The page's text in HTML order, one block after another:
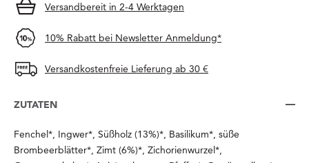
Versandbereit in 2-4 Werktagen
10% Rabatt bei Newsletter Anmeldung*
Versandkostenfreie Lieferung ab 30 €
ZUTATEN
Fenchel*, Ingwer*, Süßholz (13%)*, Basilikum*, süße
Brombeerblätter*, Zimt (6%)*, Zichorienwurzel*,